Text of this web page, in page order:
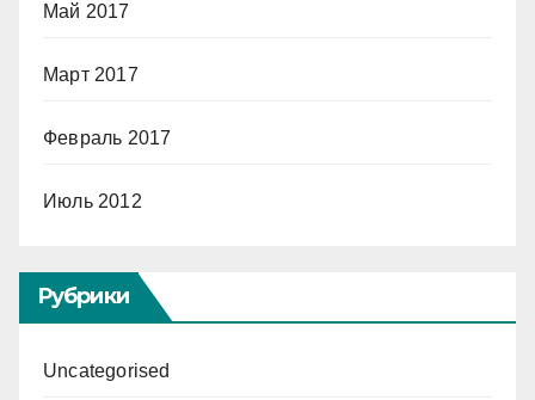
Май 2017
Март 2017
Февраль 2017
Июль 2012
Рубрики
Uncategorised